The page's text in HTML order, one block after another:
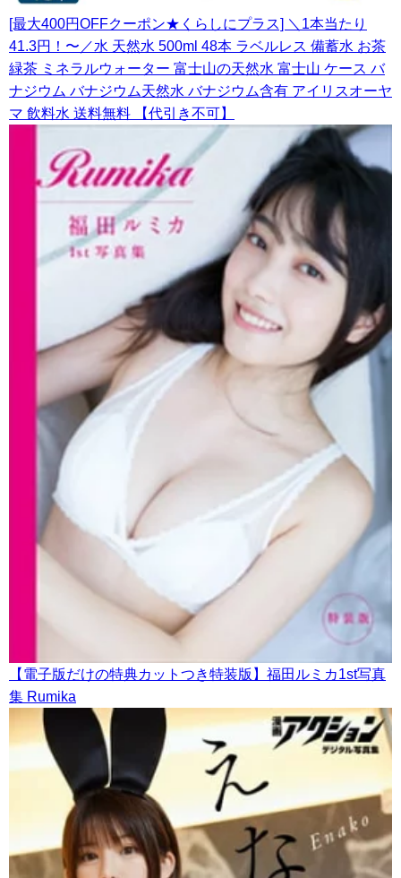
[最大400円OFFクーポン★くらしにプラス] ＼1本当たり
41.3円！〜／水 天然水 500ml 48本 ラベルレス 備蓄水 お茶
緑茶 ミネラルウォーター 富士山の天然水 富士山 ケース バ
ナジウム バナジウム天然水 バナジウム含有 アイリスオーヤ
マ 飲料水 送料無料 【代引き不可】
【電子版だけの特典カットつき特装版】福田ルミカ1st写真
集 Rumika